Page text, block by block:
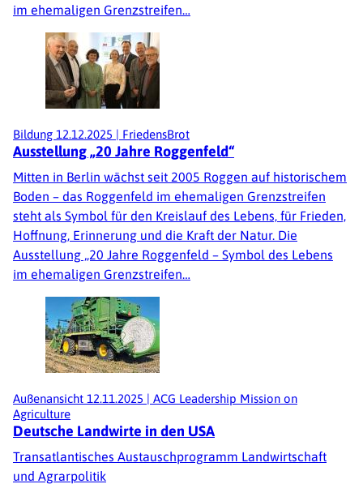
im ehemaligen Grenzstreifen…
Bildung 12.12.2025 | FriedensBrot
Ausstellung „20 Jahre Roggenfeld“
Mitten in Berlin wächst seit 2005 Roggen auf historischem
Boden – das Roggenfeld im ehemaligen Grenzstreifen
steht als Symbol für den Kreislauf des Lebens, für Frieden,
Hoffnung, Erinnerung und die Kraft der Natur. Die
Ausstellung „20 Jahre Roggenfeld – Symbol des Lebens
im ehemaligen Grenzstreifen…
Außenansicht 12.11.2025 | ACG Leadership Mission on
Agriculture
Deutsche Landwirte in den USA
Transatlantisches Austauschprogramm Landwirtschaft
und Agrarpolitik